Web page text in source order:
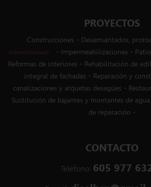
PROYECTOS
Construcciones - Desamiantados,
subvencionado
- Impermeabilizaciones -
Reformas de interiores - Rehabilitación de
integral de fachadas - Reparación y
canalizaciones y arquetas desagües -
Sustitución de bajantes y montantes de agua
de reparación -
CONTACTO
Teléfono: 605 977